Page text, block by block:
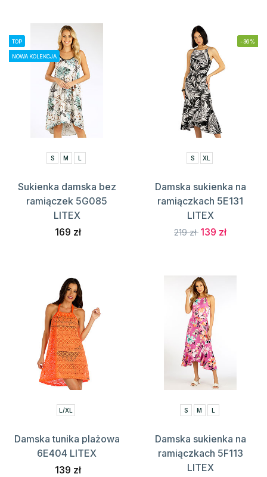
TOP
NOWA KOLEKCJA
S M L
Sukienka damska bez
ramiączek 5G085
LITEX
169 zł
-36%
S XL
Damska sukienka na
ramiączkach 5E131
LITEX
219 zł 139 zł
L/XL
Damska tunika plażowa
6E404 LITEX
139 zł
S M L
Damska sukienka na
ramiączkach 5F113
LITEX